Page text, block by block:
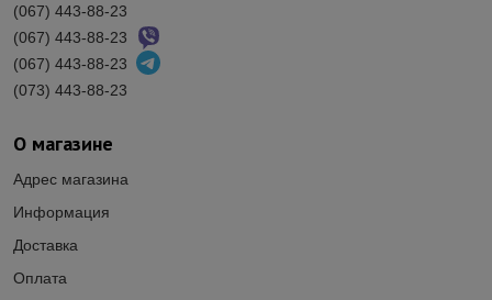
О магазине
Адрес магазина
Информация
Доставка
Оплата
(067) 443-88-23
(067) 443-88-23
(067) 443-88-23
(073) 443-88-23